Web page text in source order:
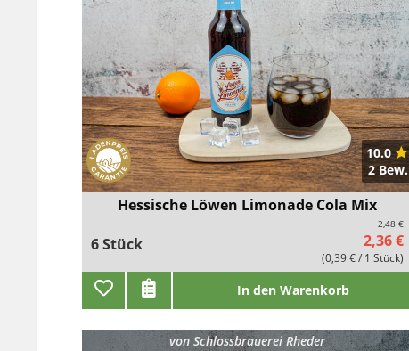
10.0
2 Bew.
Hessische Löwen Limonade Cola Mix
6 Stück
2,48 €
2,36 €
(0,39 € / 1 Stück)
In den Warenkorb
vonSchlossbrauerei Rheder